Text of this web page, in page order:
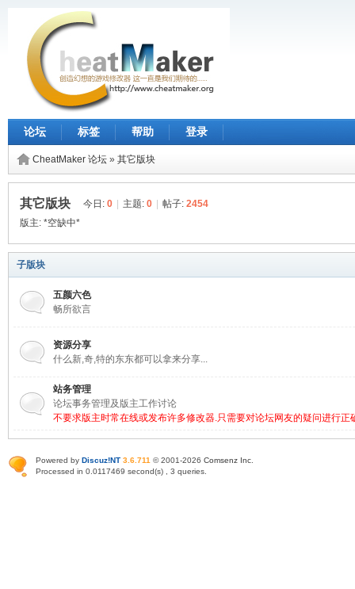
论坛 标签 帮助 登录
CheatMaker 论坛 » 其它版块
其它版块 今日: 0 主题: 0 帖子: 2454
版主: *空缺中*
子版块
五颜六色
畅所欲言
资源分享
什么新,奇,特的东东都可以拿来分享...
站务管理
论坛事务管理及版主工作讨论
不要求版主时常在线或发布许多修改器.只需要对论坛网友的疑问进行正
Powered by Discuz!NT 3.6.711 © 2001-2026 Comsenz Inc
Processed in 0.0117469 second(s) , 3 queries.